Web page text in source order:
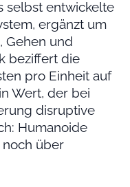
selbst entwickelte
ergänzt um
Gehen und
beziffert die
pro Einheit auf
Wert, der bei
disruptive
Humanoide
über